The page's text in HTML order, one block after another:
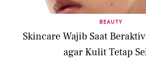
BEAUTY
Skincare Wajib Saat
agar Kulit Tetap